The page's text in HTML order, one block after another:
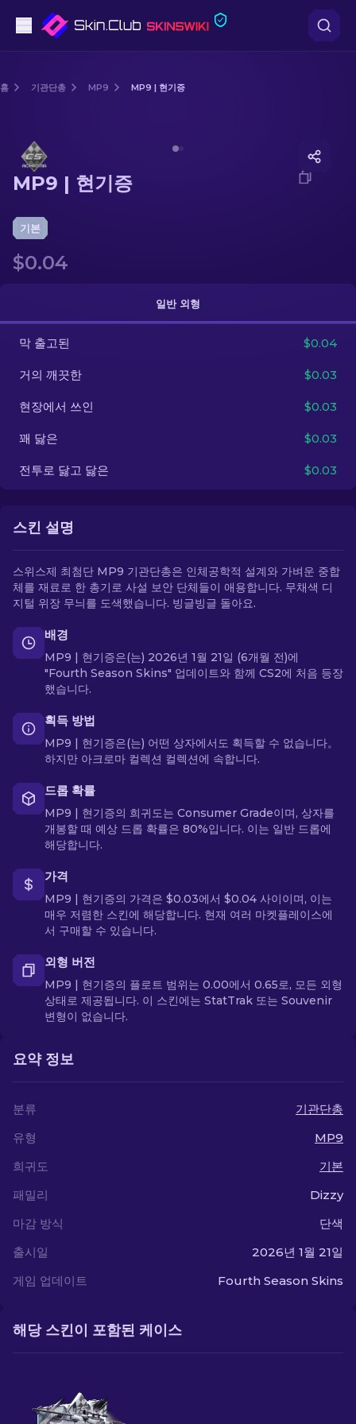
저격소총
장갑
기타
홈 기관단총 MP9 MP9 | 현기증
MP9 | 현기증
기본
$0.04
일반 외형
막 출고된 $0.04
거의 깨끗한 $0.03
현장에서 쓰인 $0.03
꽤 닳은 $0.03
전투로 닳고 닳은 $0.03
스킨 설명
스위스제 최첨단 MP9 기관단총은 인체공학적 설계와 가벼운 중합
체를 재료로 한 총기로 사설 보안 단체들이 애용합니다. 무채색 디
지털 위장 무늬를 도색했습니다. 빙글빙글 돌아요.
배경
MP9 | 현기증은(는) 2026년 1월 21일 (6개월 전)에
"Fourth Season Skins" 업데이트와 함께 CS2에 처음 등장
했습니다.
획득 방법
MP9 | 현기증은(는) 어떤 상자에서도 획득할 수 없습니다。
하지만 아크로마 컬렉션 컬렉션에 속합니다.
드롭 확률
MP9 | 현기증의 희귀도는 Consumer Grade이며, 상자를
개봉할 때 예상 드롭 확률은 80%입니다. 이는 일반 드롭에
해당합니다.
가격
MP9 | 현기증의 가격은 $0.03에서 $0.04 사이이며, 이는
매우 저렴한 스킨에 해당합니다. 현재 여러 마켓플레이스에
서 구매할 수 있습니다.
외형 버전
MP9 | 현기증의 플로트 범위는 0.00에서 0.65로, 모든 외형
상태로 제공됩니다. 이 스킨에는 StatTrak 또는 Souvenir
변형이 없습니다.
요약 정보
분류
기관단총
유형
MP9
희귀도
기본
패밀리
Dizzy
마감 방식
단색
출시일
2026년 1월 21일
게임 업데이트
Fourth Season Skins
해당 스킨이 포함된 케이스